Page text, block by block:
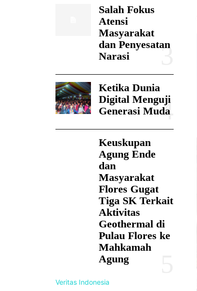
Salah Fokus
Atensi
Masyarakat
dan Penyesatan
Narasi
Ketika Dunia
Digital Menguji
Generasi Muda
Keuskupan
Agung Ende
dan
Masyarakat
Flores Gugat
Tiga SK Terkait
Aktivitas
Geothermal di
Pulau Flores ke
Mahkamah
Agung
Veritas Indonesia